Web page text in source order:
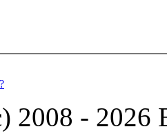
2008 - 2026